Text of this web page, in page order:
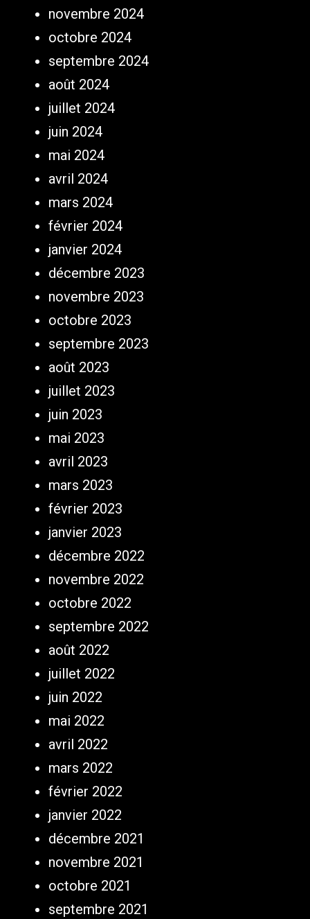
novembre 2024
octobre 2024
septembre 2024
août 2024
juillet 2024
juin 2024
mai 2024
avril 2024
mars 2024
février 2024
janvier 2024
décembre 2023
novembre 2023
octobre 2023
septembre 2023
août 2023
juillet 2023
juin 2023
mai 2023
avril 2023
mars 2023
février 2023
janvier 2023
décembre 2022
novembre 2022
octobre 2022
septembre 2022
août 2022
juillet 2022
juin 2022
mai 2022
avril 2022
mars 2022
février 2022
janvier 2022
décembre 2021
novembre 2021
octobre 2021
septembre 2021